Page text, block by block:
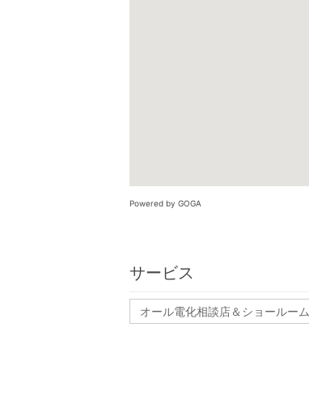
Powered by GOGA
サービス
オール電化相談店＆ショールーム